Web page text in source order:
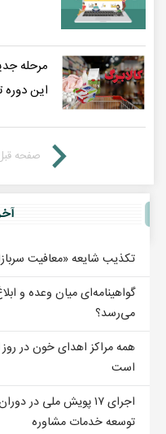
مرحله
این دوره
صفحه
تکذیب شایعه «معافیت
گواهینامه‌ای میان وعده و
می‌رسد؟
همه مراکز اهدای خون در روز
است
اجرای ۱۷ پویش ملی
توسعه خدمات مشاوره